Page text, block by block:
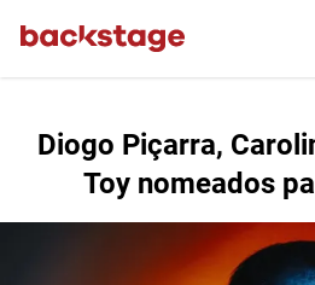
Diogo Piçarra,
Toy nomeados